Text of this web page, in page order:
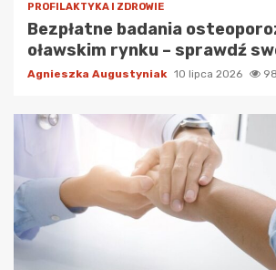
PROFILAKTYKA I ZDROWIE
Bezpłatne badania
oławskim rynku – sprawdź
Agnieszka Augustyniak 10 lipca 2026 98